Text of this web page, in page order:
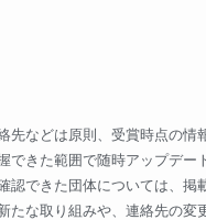
先などは原則、受賞時点の情
できた範囲で随時アップデー
認できた団体については、掲
たな取り組みや、連絡先の変